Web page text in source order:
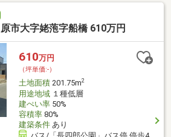
市大字姥萢字船橋 610万円
610万円
（坪単価:-）
土地面積201.75m2
用途地域１種低層
建ぺい率50%
容積率80%
建築条件あり